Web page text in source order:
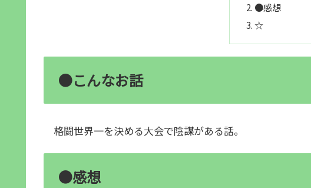
●感想
☆
●こんなお話
格闘世界一を決める大会で陰謀がある話。
●感想